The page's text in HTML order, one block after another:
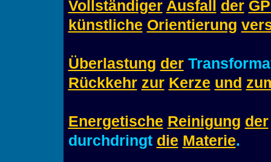
Vollständiger Ausfall der
künstliche Orientierung
Überlastung der
Rückkehr zur Kerze und
Energetische Reinigung der
durchdringt die Materie.